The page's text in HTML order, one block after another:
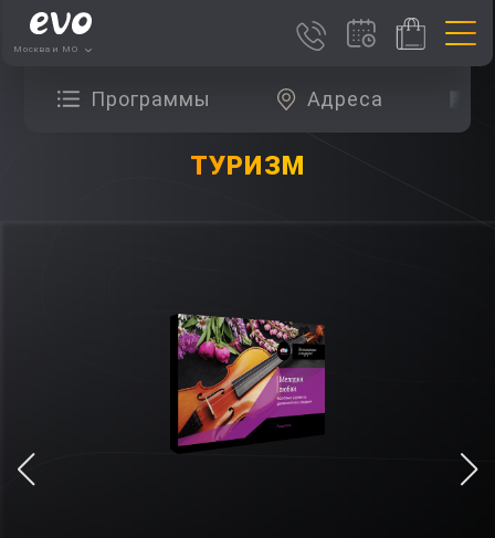
Москва и МО
Программы Адреса
ТУРИЗМ